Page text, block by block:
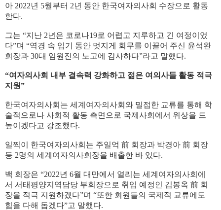
아 2022년 5월부터 2년 동안 한국여자의사회 수장으로 활동
한다.
그는 “지난 2년은 코로나19로 어렵고 지루하고 긴 여정이었
다”며 “역경 속 임기 동안 멋지게 회무를 이끌어 주신 윤석완
회장과 30대 임원진의 노고에 감사하다”라고 말했다.
“여자의사회 내부 결속력 강화하고 젊은 여의사들 활동 적극
지원”
한국여자의사회는 세계여자의사회와 밀접한 교류를 통해 학
술적으로나 사회적 활동 측면으로 국제사회에서 위상을 드
높이겠다고 강조했다.
일찍이 한국여자의사회는 주일억 前 회장과 박경아 前 회장
등 2명의 세계여자의사회장을 배출한 바 있다.
백 회장은 “2022년 6월 대만에서 열리는 세계여자의사회에
서 서태평양지역담당 부회장으로 취임 예정인 김봉옥 前 회
장을 적극 지원하겠다”며 “또한 회원들의 국제적 교류에도
힘을 다해 돕겠다”고 말했다.